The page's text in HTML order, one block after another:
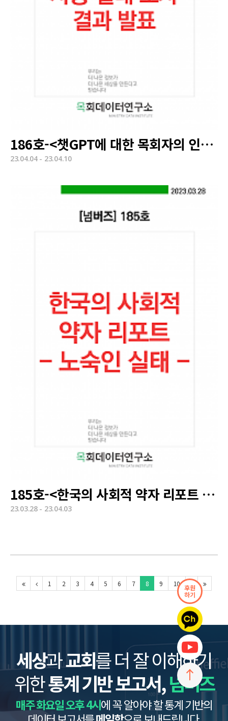
후원
하기
186호-<챗GPT에 대한 목회자의 인식과 사용 실태 조사 결과 발표>
23.04.04 - 23.04.10
185호-<한국의 사회적 약자 리포트 - 노숙인 실태>
23.03.28 - 23.04.03
1 2 3 4 5 6 7 8 9 10
세상과교회를 더 잘 이해하기
위한통계 기반 보고서,넘버즈
매주 화요일 오후 4시에 꼭 알아야 할 통계 기반의